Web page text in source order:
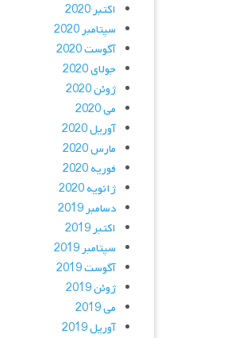
اکتبر 2020
سپتامبر 2020
آگوست 2020
جولای 2020
ژوئن 2020
می 2020
آوریل 2020
مارس 2020
فوریه 2020
ژانویه 2020
دسامبر 2019
اکتبر 2019
سپتامبر 2019
آگوست 2019
ژوئن 2019
می 2019
آوریل 2019